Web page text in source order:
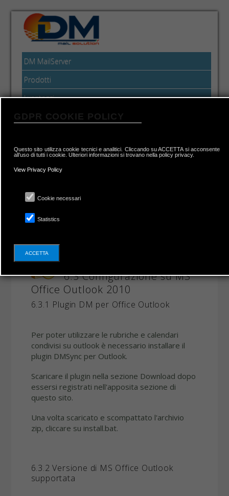
DM MailServer
Prodotti
I vantaggi
Pannello di Controllo
Approfondimenti
condivisi
6.3 Configurazione su MS
Office Outlook 2010
6.3.1 Plugin DM per Office Outlook
Per poter utilizzare le rubriche e calendari
condivisi su outlook è necessario installare il
plugin DMSync per Outlook.
Scaricare il plugin nella sezione Download dopo
essersi registrati nell'apposita sezione di
questo sito.
Una volta scaricato e scompattato l'archivio
zip, cliccare su install.bat.
6.3.2 Versione di MS Office Outlook
supportata
GDPR COOKIE POLICY
Questo sito utilizza cookie tecnici e analitici. Cliccando su ACCETTA si acconsente
all’uso di tutti i cookie. Ulteriori informazioni si trovano nella policy privacy.
View Privacy Policy
Cookie necessari
Statistics
ACCETTA